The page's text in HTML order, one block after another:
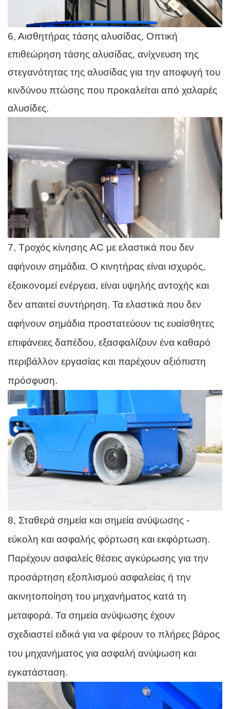
6, Αισθητήρας τάσης αλυσίδας, Οπτική
επιθεώρηση τάσης αλυσίδας, ανίχνευση της
στεγανότητας της αλυσίδας για την αποφυγή του
κινδύνου πτώσης που προκαλείται από χαλαρές
αλυσίδες.
7, Τροχός κίνησης AC με ελαστικά που δεν
αφήνουν σημάδια. Ο κινητήρας είναι ισχυρός,
εξοικονομεί ενέργεια, είναι υψηλής αντοχής και
δεν απαιτεί συντήρηση. Τα ελαστικά που δεν
αφήνουν σημάδια προστατεύουν τις ευαίσθητες
επιφάνειες δαπέδου, εξασφαλίζουν ένα καθαρό
περιβάλλον εργασίας και παρέχουν αξιόπιστη
πρόσφυση.
8, Σταθερά σημεία και σημεία ανύψωσης -
εύκολη και ασφαλής φόρτωση και εκφόρτωση.
Παρέχουν ασφαλείς θέσεις αγκύρωσης για την
προσάρτηση εξοπλισμού ασφαλείας ή την
ακινητοποίηση του μηχανήματος κατά τη
μεταφορά. Τα σημεία ανύψωσης έχουν
σχεδιαστεί ειδικά για να φέρουν το πλήρες βάρος
του μηχανήματος για ασφαλή ανύψωση και
εγκατάσταση.